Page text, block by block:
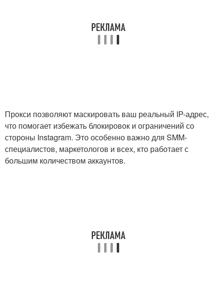
Прокси позволяют маскировать ваш реальный IP-адрес,
что помогает избежать блокировок и ограничений со
стороны Instagram. Это особенно важно для SMM-
специалистов, маркетологов и всех, кто работает с
большим количеством аккаунтов.